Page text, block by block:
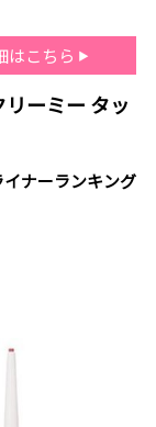
はこちら
ーミー タッ
イナーランキング